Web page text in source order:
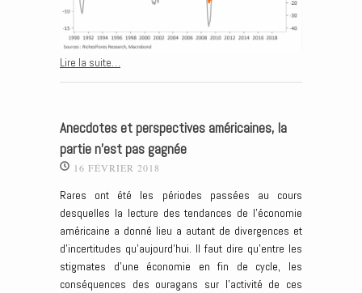
Lire la suite…
Anecdotes et perspectives américaines, la
partie n’est pas gagnée
16 FÉVRIER 2018
Rares ont été les périodes passées au cours
desquelles la lecture des tendances de l’économie
américaine a donné lieu a autant de divergences et
d’incertitudes qu’aujourd’hui. Il faut dire qu’entre les
stigmates d’une économie en fin de cycle, les
conséquences des ouragans sur l’activité de ces